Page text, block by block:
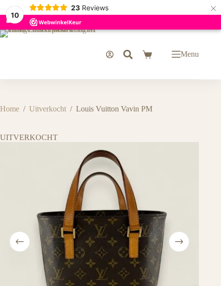
10
23 Reviews ×
Ga
WinkelwagenMenu
Home / Uitverkocht / Louis Vuitton Vavin PM
UITVERKOCHT